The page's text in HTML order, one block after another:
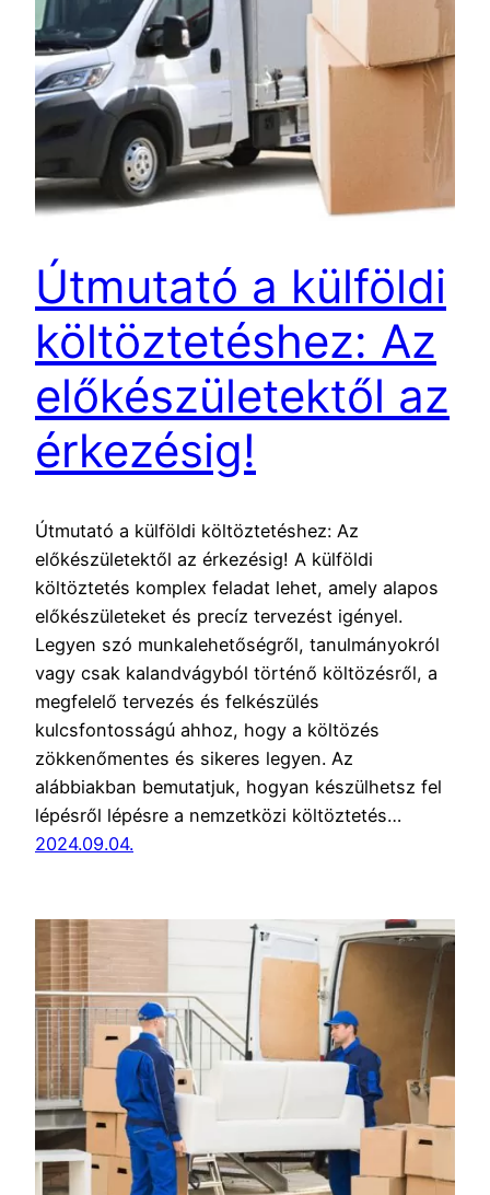
Útmutató a külföldi
költöztetéshez: Az
előkészületektől az
érkezésig!
Útmutató a külföldi költöztetéshez: Az
előkészületektől az érkezésig! A külföldi
költöztetés komplex feladat lehet, amely alapos
előkészületeket és precíz tervezést igényel.
Legyen szó munkalehetőségről, tanulmányokról
vagy csak kalandvágyból történő költözésről, a
megfelelő tervezés és felkészülés
kulcsfontosságú ahhoz, hogy a költözés
zökkenőmentes és sikeres legyen. Az
alábbiakban bemutatjuk, hogyan készülhetsz fel
lépésről lépésre a nemzetközi költöztetés…
2024.09.04.